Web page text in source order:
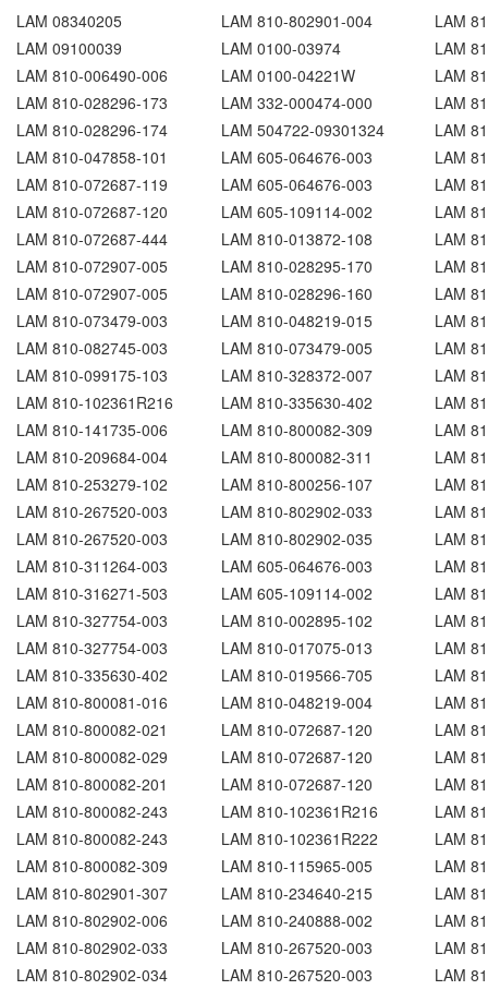
LAM 08340205
LAM 810-802901-004
LAM
LAM 09100039
LAM 0100-03974
LAM
LAM 810-006490-006
LAM 0100-04221W
LAM
LAM 810-028296-173
LAM 332-000474-000
LAM
LAM 810-028296-174
LAM 504722-09301324
LAM
LAM 810-047858-101
LAM 605-064676-003
LAM
LAM 810-072687-119
LAM 605-064676-003
LAM
LAM 810-072687-120
LAM 605-109114-002
LAM
LAM 810-072687-444
LAM 810-013872-108
LAM
LAM 810-072907-005
LAM 810-028295-170
LAM
LAM 810-072907-005
LAM 810-028296-160
LAM
LAM 810-073479-003
LAM 810-048219-015
LAM
LAM 810-082745-003
LAM 810-073479-005
LAM
LAM 810-099175-103
LAM 810-328372-007
LAM
LAM 810-102361R216
LAM 810-335630-402
LAM
LAM 810-141735-006
LAM 810-800082-309
LAM
LAM 810-209684-004
LAM 810-800082-311
LAM
LAM 810-253279-102
LAM 810-800256-107
LAM
LAM 810-267520-003
LAM 810-802902-033
LAM
LAM 810-267520-003
LAM 810-802902-035
LAM
LAM 810-311264-003
LAM 605-064676-003
LAM
LAM 810-316271-503
LAM 605-109114-002
LAM
LAM 810-327754-003
LAM 810-002895-102
LAM
LAM 810-327754-003
LAM 810-017075-013
LAM
LAM 810-335630-402
LAM 810-019566-705
LAM
LAM 810-800081-016
LAM 810-048219-004
LAM
LAM 810-800082-021
LAM 810-072687-120
LAM
LAM 810-800082-029
LAM 810-072687-120
LAM
LAM 810-800082-201
LAM 810-072687-120
LAM
LAM 810-800082-243
LAM 810-102361R216
LAM
LAM 810-800082-243
LAM 810-102361R222
LAM
LAM 810-800082-309
LAM 810-115965-005
LAM
LAM 810-802901-307
LAM 810-234640-215
LAM
LAM 810-802902-006
LAM 810-240888-002
LAM
LAM 810-802902-033
LAM 810-267520-003
LAM
LAM 810-802902-034
LAM 810-267520-003
LAM